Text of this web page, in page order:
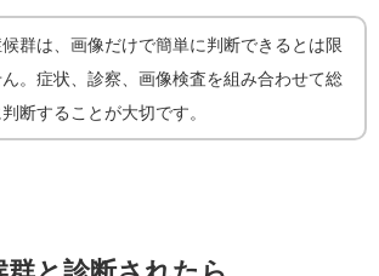
群は、画像だけで簡単に判断できるとは限
ん。症状、診察、画像検査を組み合わせて総
断することが大切です。